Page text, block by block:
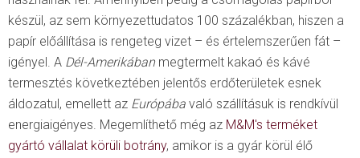
készül, az sem környezettudatos 100 százalékban, hiszen a
papír előállítása is rengeteg vizet – és értelemszerűen fát –
igényel. A Dél-Amerikábanmegtermelt kakaó és kávé
termesztés következtében jelentős erdőterületek esnek
áldozatul, emellett az Európába való szállításuk is rendkívül
energiaigényes. Megemlíthető még az M&M′s terméket
gyártó vállalat körüli botrány, amikor is a gyár körül élő